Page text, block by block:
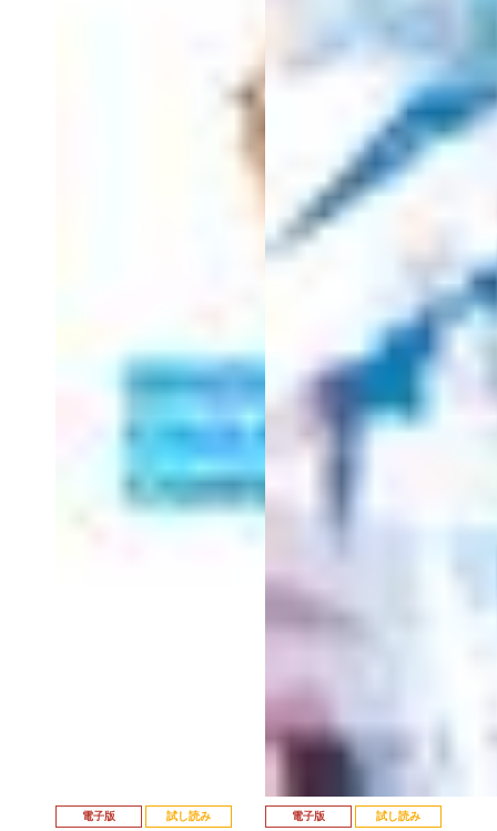
電子版 試し読み 電子版 試し読み